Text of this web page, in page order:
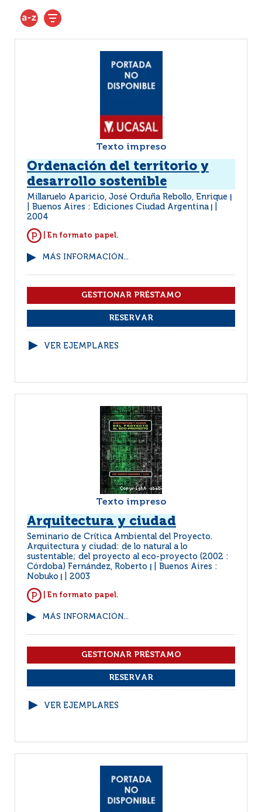
Texto impreso
Ordenación del territorio y
desarrollo sostenible
Millaruelo Aparicio, José Orduña Rebollo, Enrique
Buenos Aires : Ediciones Ciudad Argentina
2004
| En formato papel.
MÁS INFORMACIÓN...
VER EJEMPLARES
Texto impreso
Arquitectura y ciudad
Seminario de Crítica Ambiental del Proyecto.
Arquitectura y ciudad: de lo natural a lo
sustentable; del proyecto al eco-proyecto (2002 :
Córdoba) Fernández, Roberto
Buenos Aires :
Nobuko
2003
| En formato papel.
MÁS INFORMACIÓN...
VER EJEMPLARES